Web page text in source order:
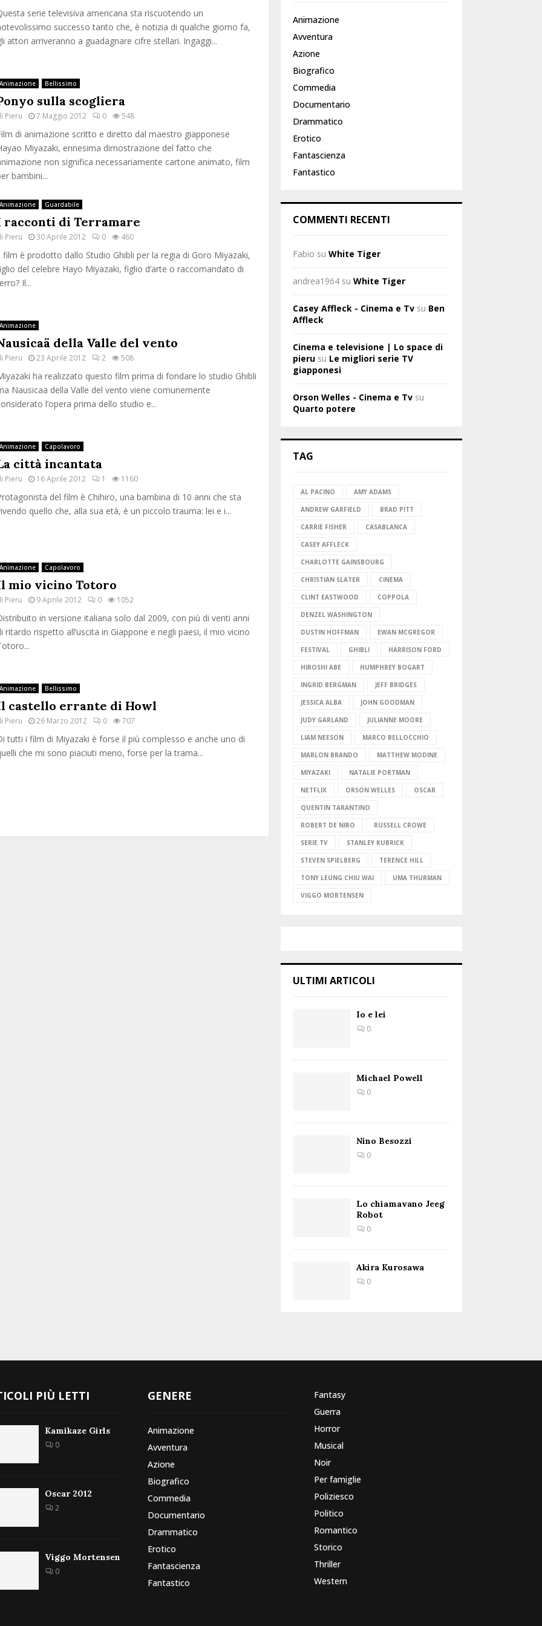
serie televisiva americana sta riscuotendo un
successo tanto che, è notizia di qualche giorno fa,
attori arriveranno a guadagnare cifre stellari. Ingaggi...
Animazione Bellissimo
sulla scogliera
Pieru 7 Maggio 2012 0 548
di animazione scritto e diretto dal maestro giapponese
Miyazaki, ennesima dimostrazione del fatto che
non significa necessariamente cartone animato, film
bambini...
Animazione Guardabile
racconti di Terramare
Pieru 30 Aprile 2012 0 460
film è prodotto dallo Studio Ghibli per la regia di Goro Miyazaki,
del celebre Hayo Miyazaki, figlio d’arte o raccomandato di
Il...
Animazione
della Valle del vento
Pieru 23 Aprile 2012 2 508
ha realizzato questo film prima di fondare lo studio Ghibli
Nausicaä della Valle del vento viene comunemente
l’opera prima dello studio e...
Animazione Capolavoro
città incantata
Pieru 16 Aprile 2012 1 1160
del film è Chihiro, una bambina di 10 anni che sta
quello che, alla sua età, è un piccolo trauma: lei e i...
Animazione Capolavoro
mio vicino Totoro
Pieru 9 Aprile 2012 0 1052
in versione italiana solo dal 2009, con più di venti anni
ritardo rispetto all’uscita in Giappone e negli paesi, il mio vicino
Animazione Bellissimo
castello errante di Howl
Pieru 26 Marzo 2012 0 707
tutti i film di Miyazaki è forse il più complesso e anche uno di
che mi sono piaciuti meno, forse per la trama...
Animazione
Avventura
Azione
Biografico
Commedia
Documentario
Drammatico
Erotico
Fantascienza
Fantastico
COMMENTI RECENTI
Fabio su White Tiger
andrea1964 su White Tiger
Casey Affleck - Cinema e Tv su Ben
Affleck
Cinema e televisione | Lo space di
pieru su Le migliori serie TV
giapponesi
Orson Welles - Cinema e Tv su
Quarto potere
TAG
AL PACINO AMY ADAMS
ANDREW GARFIELD BRAD PITT
CARRIE FISHER CASABLANCA
CASEY AFFLECK
CHARLOTTE GAINSBOURG
CHRISTIAN SLATER CINEMA
CLINT EASTWOOD COPPOLA
DENZEL WASHINGTON
DUSTIN HOFFMAN EWAN MCGREGOR
FESTIVAL GHIBLI HARRISON FORD
HIROSHI ABE HUMPHREY BOGART
INGRID BERGMAN JEFF BRIDGES
JESSICA ALBA JOHN GOODMAN
JUDY GARLAND JULIANNE MOORE
LIAM NEESON MARCO BELLOCCHIO
MARLON BRANDO MATTHEW MODINE
MIYAZAKI NATALIE PORTMAN
NETFLIX ORSON WELLES OSCAR
QUENTIN TARANTINO
ROBERT DE NIRO RUSSELL CROWE
SERIE TV STANLEY KUBRICK
STEVEN SPIELBERG TERENCE HILL
TONY LEUNG CHIU WAI UMA THURMAN
VIGGO MORTENSEN
ULTIMI ARTICOLI
Io e lei
0
Michael Powell
0
Nino Besozzi
0
Lo chiamavano Jeeg
Robot
0
Akira Kurosawa
0
PIÙ LETTI
Kamikaze Girls
0
Oscar 2012
2
Viggo Mortensen
0
GENERE
Animazione
Avventura
Azione
Biografico
Commedia
Documentario
Drammatico
Erotico
Fantascienza
Fantastico
Fantasy
Guerra
Horror
Musical
Noir
Per famiglie
Poliziesco
Politico
Romantico
Storico
Thriller
Western